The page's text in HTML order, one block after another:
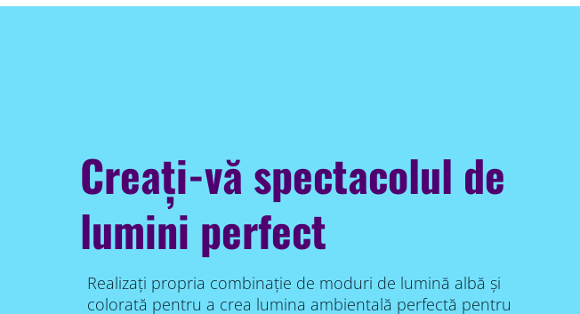
Creați-vă spectacolul de
lumini perfect
Realizați propria combinație de moduri de lumină albă și
colorată pentru a crea lumina ambientală perfectă pentru